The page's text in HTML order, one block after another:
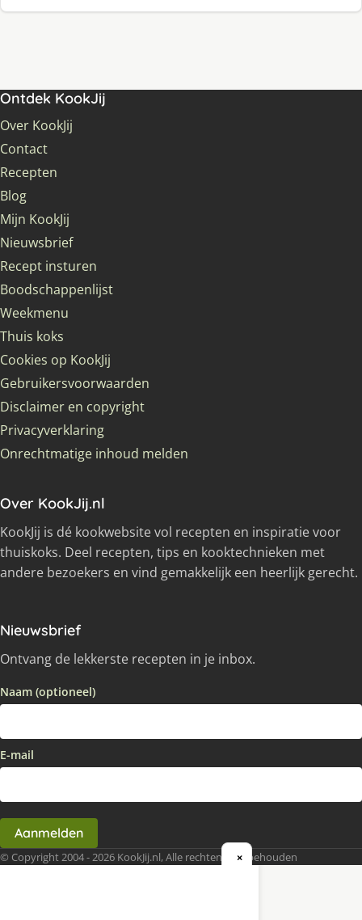
Ontdek KookJij
Over KookJij
Contact
Recepten
Blog
Mijn KookJij
Nieuwsbrief
Recept insturen
Boodschappenlijst
Weekmenu
Thuis koks
Cookies op KookJij
Gebruikersvoorwaarden
Disclaimer en copyright
Privacyverklaring
Onrechtmatige inhoud melden
Over KookJij.nl
KookJij is dé kookwebsite vol recepten en inspiratie voor
thuiskoks. Deel recepten, tips en kooktechnieken met
andere bezoekers en vind gemakkelijk een heerlijk gerecht.
Nieuwsbrief
Ontvang de lekkerste recepten in je inbox.
Naam (optioneel)
E-mail
Aanmelden
© Copyright 2004 - 2026 KookJij.nl, Alle rechten voorbehouden
×